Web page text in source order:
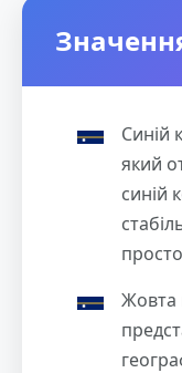
Синій
який
синій
Жовта